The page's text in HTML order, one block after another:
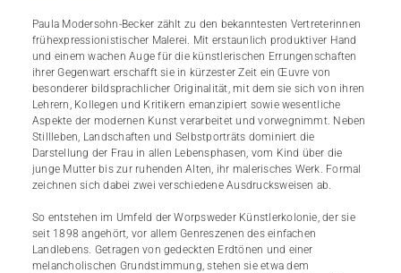
Paula Modersohn-Becker zählt zu den bekanntesten Vertreterinnen
früh­expressionistischer Malerei. Mit erstaunlich produktiver Hand
und einem wachen Auge für die künstlerischen Errungenschaften
ihrer Gegenwart erschafft sie in kürzester Zeit ein Œuvre von
besonderer bildsprachlicher Originalität, mit dem sie sich von ihren
Lehrern, Kollegen und Kritikern emanzipiert sowie wesentliche
Aspekte der modernen Kunst verarbeitet und vorwegnimmt. Neben
Stillleben, Landschaften und Selbstporträts dominiert die
Darstellung der Frau in allen Lebensphasen, vom Kind über die
junge Mutter bis zur ruhenden Alten, ihr malerisches Werk. Formal
zeichnen sich dabei zwei verschiedene Ausdrucksweisen ab.
So entstehen im Umfeld der Worpsweder Künstlerkolonie, der sie
seit 1898 angehört, vor allem Genreszenen des einfachen
Landlebens. Getragen von gedeckten Erdtönen und einer
melancholischen Grundstimmung, stehen sie etwa dem